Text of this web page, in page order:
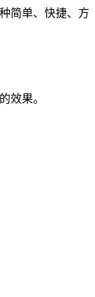
简单、快捷、方
效果。